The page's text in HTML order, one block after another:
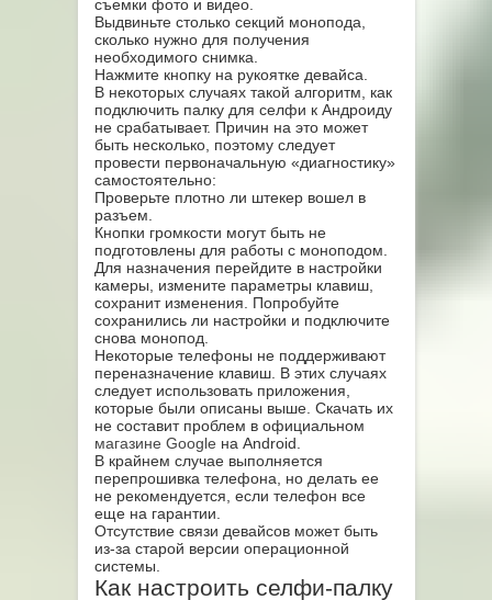
съемки фото и видео.
Выдвиньте столько секций монопода,
сколько нужно для получения
необходимого снимка.
Нажмите кнопку на рукоятке девайса.
В некоторых случаях такой алгоритм, как
подключить палку для селфи к Андроиду
не срабатывает. Причин на это может
быть несколько, поэтому следует
провести первоначальную «диагностику»
самостоятельно:
Проверьте плотно ли штекер вошел в
разъем.
Кнопки громкости могут быть не
подготовлены для работы с моноподом.
Для назначения перейдите в настройки
камеры, измените параметры клавиш,
сохранит изменения. Попробуйте
сохранились ли настройки и подключите
снова монопод.
Некоторые телефоны не поддерживают
переназначение клавиш. В этих случаях
следует использовать приложения,
которые были описаны выше. Скачать их
не составит проблем в официальном
магазине Google на Android.
В крайнем случае выполняется
перепрошивка телефона, но делать ее
не рекомендуется, если телефон все
еще на гарантии.
Отсутствие связи девайсов может быть
из-за старой версии операционной
системы.
Как настроить селфи-палку